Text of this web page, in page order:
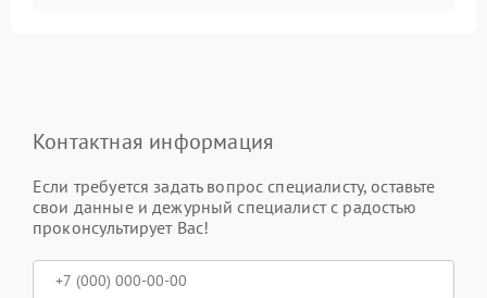
Контактная информация
Если требуется задать вопрос специалисту, оставьте
свои данные и дежурный специалист с радостью
проконсультирует Вас!